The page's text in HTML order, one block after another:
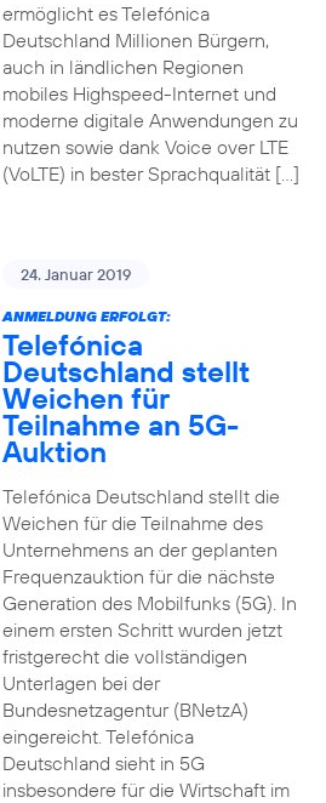
ermöglicht es Telefónica
Deutschland Millionen Bürgern,
auch in ländlichen Regionen
mobiles Highspeed-Internet und
moderne digitale Anwendungen zu
nutzen sowie dank Voice over LTE
(VoLTE) in bester Sprachqualität […]
24. Januar 2019
ANMELDUNG ERFOLGT:
Telefónica
Deutschland stellt
Weichen für
Teilnahme an 5G-
Auktion
Telefónica Deutschland stellt die
Weichen für die Teilnahme des
Unternehmens an der geplanten
Frequenzauktion für die nächste
Generation des Mobilfunks (5G). In
einem ersten Schritt wurden jetzt
fristgerecht die vollständigen
Unterlagen bei der
Bundesnetzagentur (BNetzA)
eingereicht. Telefónica
Deutschland sieht in 5G
insbesondere für die Wirtschaft im